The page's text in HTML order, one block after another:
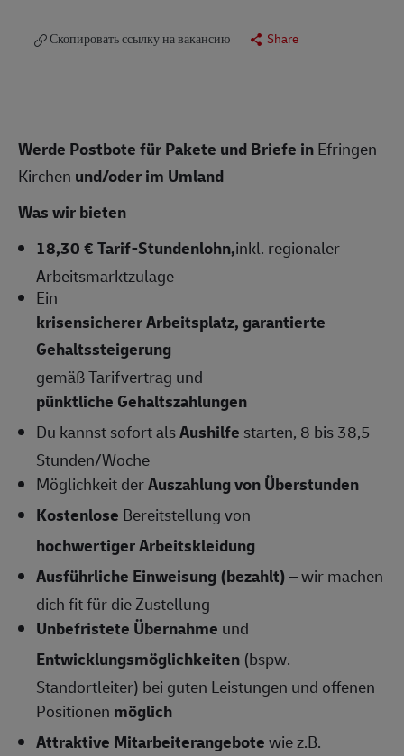
Скопировать ссылку на вакансию Share
Werde Postbote für Pakete und Briefe inEfringen-
Kirchen und/oder im Umland
Was wir bieten
18,30 € Tarif-Stundenlohn,inkl. regionaler
Arbeitsmarktzulage
Ein
krisensicherer Arbeitsplatz, garantierte
Gehaltssteigerung
gemäß Tarifvertrag und
pünktliche Gehaltszahlungen
Du kannst sofort alsAushilfe starten, 8 bis 38,5
Stunden/Woche
Möglichkeit derAuszahlung von Überstunden
Kostenlose Bereitstellung von
hochwertiger Arbeitskleidung
Ausführliche Einweisung (bezahlt)– wir machen
dich fit für die Zustellung
Unbefristete Übernahme und
Entwicklungsmöglichkeiten (bspw.
Standortleiter) bei guten Leistungen und offenen
Positionen möglich
Attraktive Mitarbeiterangebotewie z.B.